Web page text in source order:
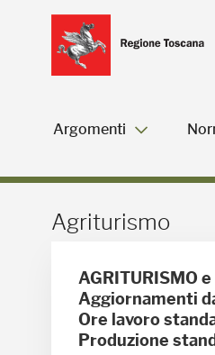
Skip to Main Content
Argomenti
Agriturismo
Agriturismo
AGRITURISMO
Aggiornamenti
Ore lavoro
Produzione